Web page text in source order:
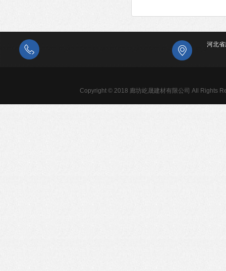
河北
Copyright © 2018 廊坊屹晟建材有限公司 All Rights